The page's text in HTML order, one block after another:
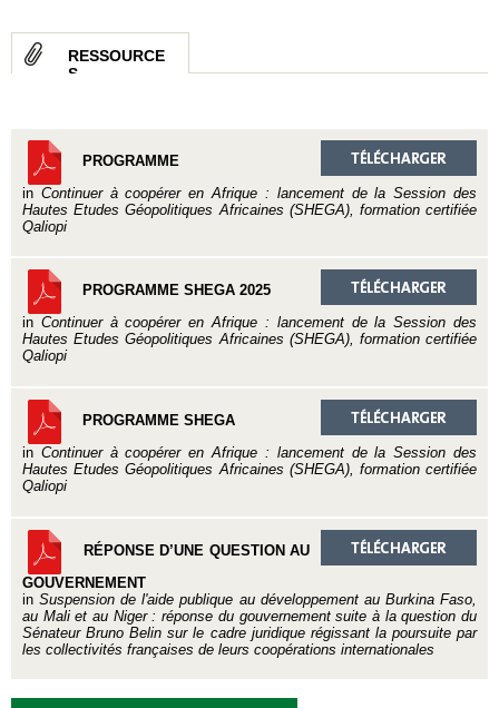
RESSOURCE
S
PROGRAMME
in Continuer à coopérer en Afrique : lancement de la Session des
Hautes Etudes Géopolitiques Africaines (SHEGA), formation certifiée
Qaliopi
PROGRAMME SHEGA 2025
in Continuer à coopérer en Afrique : lancement de la Session des
Hautes Etudes Géopolitiques Africaines (SHEGA), formation certifiée
Qaliopi
PROGRAMME SHEGA
in Continuer à coopérer en Afrique : lancement de la Session des
Hautes Etudes Géopolitiques Africaines (SHEGA), formation certifiée
Qaliopi
RÉPONSE D’UNE QUESTION AU
GOUVERNEMENT
inSuspension de l'aide publique au développement au Burkina Faso,
au Mali et au Niger : réponse du gouvernement suite à la question du
Sénateur Bruno Belin sur le cadre juridique régissant la poursuite par
les collectivités françaises de leurs coopérations internationales